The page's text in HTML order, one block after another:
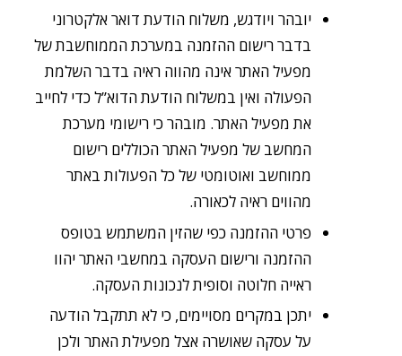
יובהר ויודגש, משלוח הודעת דואר אלקטרוני
בדבר רישום ההזמנה במערכת הממוחשבת של
מפעיל האתר אינה מהווה ראיה בדבר השלמת
הפעולה ואין במשלוח הודעת הדוא”ל כדי לחייב
את מפעיל האתר. מובהר כי רישומי מערכת
המחשב של מפעיל האתר הכוללים רישום
ממוחשב ואוטומטי של כל הפעולות באתר
מהווים ראיה לכאורה.
פרטי ההזמנה כפי שהזין המשתמש בטופס
ההזמנה ורישום העסקה במחשבי האתר יהוו
ראייה חלוטה וסופית לנכונות העסקה.
יתכן במקרים מסויימים, כי לא תתקבל הודעה
על עסקה שאושרה אצל מפעילת האתר ולכן